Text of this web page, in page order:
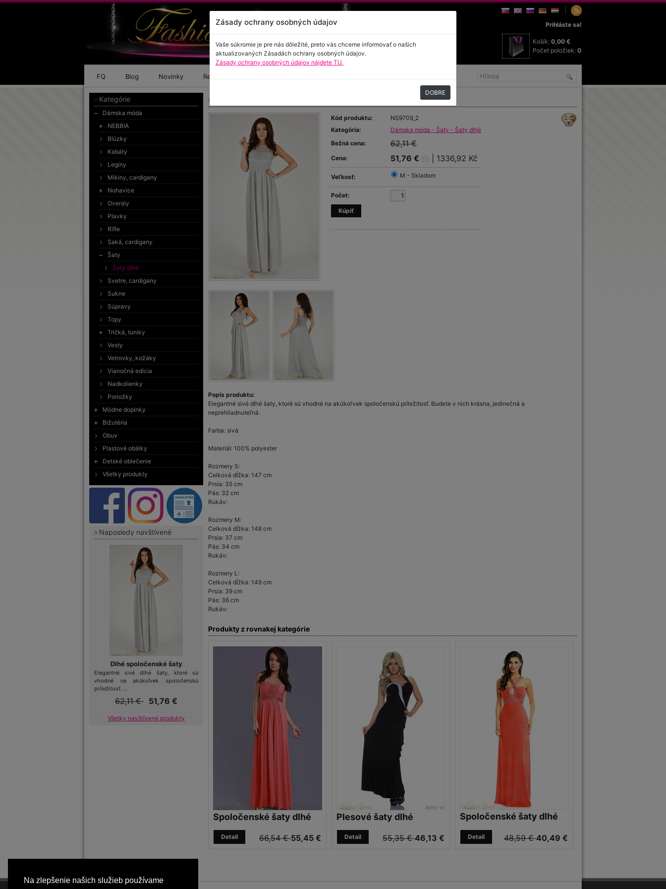
Na zlepšenie našich služieb používame
Prihláste sa!
Košík: 0,00 €
Počet položiek: 0
FQ Blog Novinky Referencie
Kategórie
Dámska móda
NEBBIA
Blúzky
Kabáty
Legíny
Mikiny, cardigany
Nohavice
Overaly
Plavky
Rifle
Saká, cardigany
Šaty
Šaty dlhé
Svetre, cardigany
Sukne
Súpravy
Topy
Tričká, tuniky
Vesty
Vetrovky, kožáky
Vianočná edícia
Nadkolienky
Ponožky
Módne doplnky
Bižutéria
Obuv
Plastové obálky
Detské oblečenie
Všetky produkty
Naposledy navštívené
Dlhé spoločenské šaty
Elegantné sivé dlhé šaty, ktoré sú
vhodné na akúkoľvek spoločenskú
príležitosť. ...
62,11 € 51,76 €
Všetky navštívené produkty
Kód produktu:
NS9709_2
Kategória:
Dámska móda - Šaty - Šaty dlhé
Bežná cena:
62,11 €
Cena: 51,76 € | 1336,92 Kč
Veľkosť: M - Skladom
Počet:
Popis produktu:
Elegantné sivé dlhé šaty, ktoré sú vhodné na akúkoľvek spoločenskú príležitosť. Budete v nich krásna, jedinečná a
neprehliadnuteľná.
Farba: sivá
Materiál: 100% polyester
Rozmery S:
Celková dĺžka: 147 cm
Prsia: 35 cm
Pás: 32 cm
Rukáv:
Rozmery M:
Celková dĺžka: 148 cm
Prsia: 37 cm
Pás: 34 cm
Rukáv:
Rozmery L:
Celková dĺžka: 149 cm
Prsia: 39 cm
Pás: 36 cm
Rukáv:
Produkty z rovnakej kategórie
Spoločenské šaty dlhé
66,54 €55,45 €
Detail
Plesové šaty dlhé
55,35 €46,13 €
Detail
Spoločenské šaty dlhé
48,59 €40,49 €
Detail
Zásady ochrany osobných údajov
Vaše súkromie je pre nás dôležité, preto vás chceme informovať o našich
aktualizovaných Zásadách ochrany osobných údajov.
Zásady ochrany osobných údajov nájdete TU.
DOBRE